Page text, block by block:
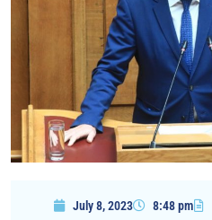
July 8, 2023 8:48 pm